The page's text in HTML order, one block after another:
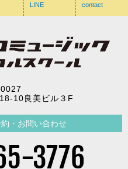
LINE contact
10良美ビル３F
・お問い合わせ
3776